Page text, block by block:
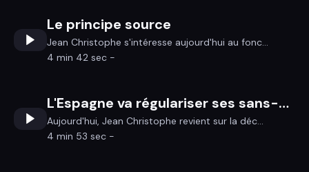
Le principe source
Jean Christophe s'intéresse aujourd'hui au fonc...
4 min 42 sec -
L'Espagne va régulariser ses sans-papier
Aujourd'hui, Jean Christophe revient sur la déc...
4 min 53 sec -